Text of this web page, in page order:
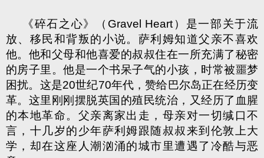
《碎石之心》（ Gravel Heart ）是一部关于流
放、移民和背叛的小说。萨利姆知道父亲不喜欢
他。他和父母和他喜爱的叔叔住在一所充满了秘密
的房子里。他是一个书呆子气的小孩，时常被噩梦
困扰。这是20世纪70年代，赞给巴尔岛正在经历变
革。这里刚刚摆脱英国的殖民统治，又经历了血腥
的本地革命。父亲离家出走，母亲对一切缄口不
言，十几岁的少年萨利姆跟随叔叔来到伦敦上大
学，却在这座人潮汹涌的城市里遭遇了冷酷与恶